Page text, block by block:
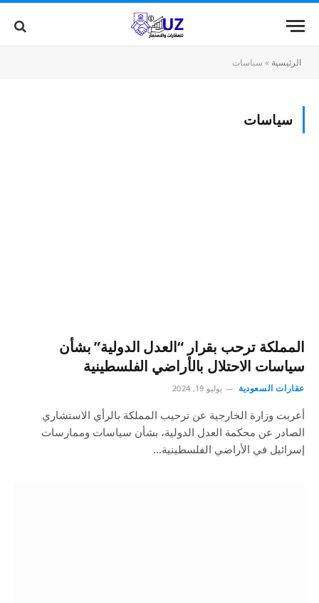
الرئيسية » سياسات
سياسات
المملكة ترحب بقرار “العدل الدولية” بشأن
سياسات الاحتلال بالأراضي الفلسطينية
عقارات السعودية يوليو 19, 2024
أعربت وزارة الخارجية عن ترحيب المملكة بالرأي الاستشاري
الصادر عن محكمة العدل الدولية، بشأن سياسات وممارسات
إسرائيل في الأراضي الفلسطينية…